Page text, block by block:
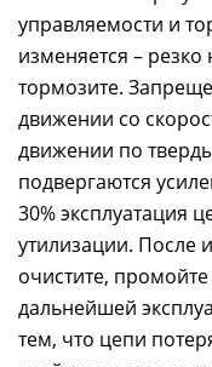
управляемости и
изменяется – резко
тормозите.
движении со
движении по
подвергаются
30% эксплуатация
утилизации. После
очистите,
дальнейшей
тем, что цепи